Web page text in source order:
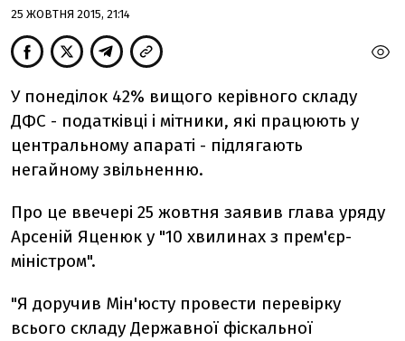
25 ЖОВТНЯ 2015, 21:14
У понеділок 42% вищого керівного складу
ДФС - податківці і мітники, які працюють у
центральному апараті - підлягають
негайному звільненню.
Про це ввечері 25 жовтня заявив глава уряду
Арсеній Яценюк у "10 хвилинах з прем'єр-
міністром".
"Я доручив Мін'юсту провести перевірку
всього складу Державної фіскальної